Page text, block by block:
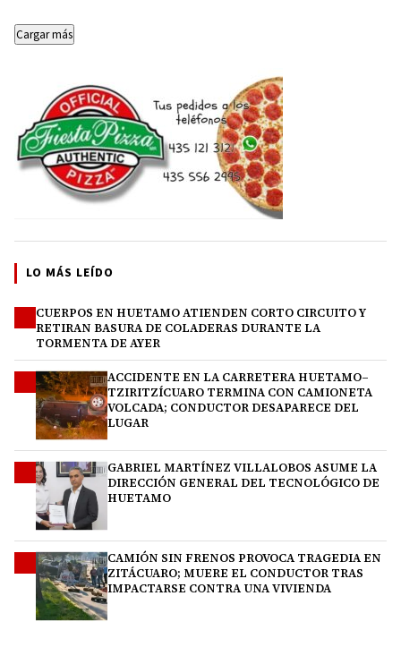
Cargar más
LO MÁS LEÍDO
CUERPOS EN HUETAMO ATIENDEN CORTO CIRCUITO Y
RETIRAN BASURA DE COLADERAS DURANTE LA
TORMENTA DE AYER
ACCIDENTE EN LA CARRETERA HUETAMO–
TZIRITZÍCUARO TERMINA CON CAMIONETA
VOLCADA; CONDUCTOR DESAPARECE DEL
LUGAR
GABRIEL MARTÍNEZ VILLALOBOS ASUME LA
DIRECCIÓN GENERAL DEL TECNOLÓGICO DE
HUETAMO
CAMIÓN SIN FRENOS PROVOCA TRAGEDIA EN
ZITÁCUARO; MUERE EL CONDUCTOR TRAS
IMPACTARSE CONTRA UNA VIVIENDA